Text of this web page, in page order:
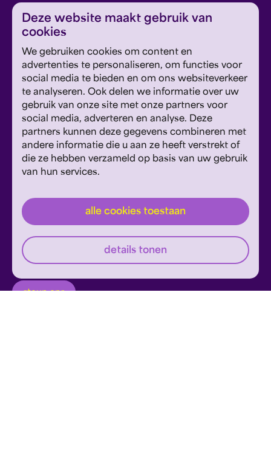
Deze website maakt gebruik van
cookies
We gebruiken cookies om content en
advertenties te personaliseren, om functies voor
social media te bieden en om ons websiteverkeer
te analyseren. Ook delen we informatie over uw
gebruik van onze site met onze partners voor
social media, adverteren en analyse. Deze
partners kunnen deze gegevens combineren met
andere informatie die u aan ze heeft verstrekt of
die ze hebben verzameld op basis van uw gebruik
van hun services.
alle cookies toestaan
details tonen
over Philzuid vacatures
wij danken contact
Meld je aan voor de Philzuid nieuwsbrief en
ontvang concerttips en ons laatste nieuws.
Dit formulier wordt beschermd door reCAPTCHA en
Google's
PrivacyverklaringenServicevoorwaarden
zijn
van toepassing.
Geef om Philzuid en steun ons!
steun ons